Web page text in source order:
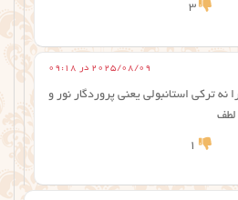
3
2025/08/09 در 09:18
نه ترکی استانبولی یعنی پروردگار نور و
لطف
1